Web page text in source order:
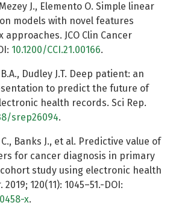
J., Elemento O. Simple linear
models with novel features
JCO Clin Cancer
10.1200/CCI.21.00166.
Dudley J.T. Deep patient: an
to predict the future of
health records. Sci Rep.
srep26094.
Banks J., et al. Predictive value of
for cancer diagnosis in primary
study using electronic health
120(11): 1045–51.-DOI:
x.